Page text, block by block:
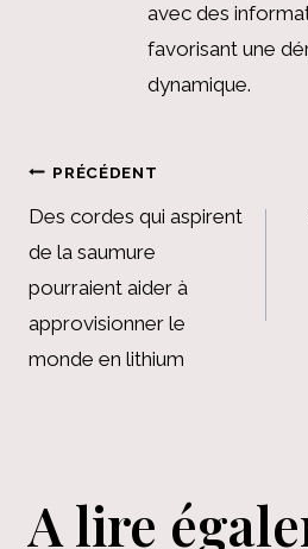
avec des
favorisant une
dynamique.
Navigation
de
l’article
PRÉCÉDENT
Des cordes qui aspirent
de la saumure
pourraient aider à
approvisionner le
monde en lithium
A lire